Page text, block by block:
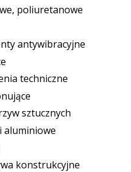
poliuretanowe
antywibracyjne
techniczne
sztucznych
aluminiowe
konstrukcyjne